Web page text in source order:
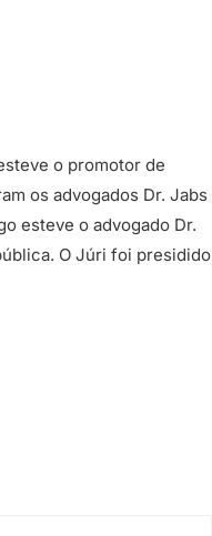
o promotor de
os advogados Dr. Jabs
esteve o advogado Dr.
O Júri foi presidido